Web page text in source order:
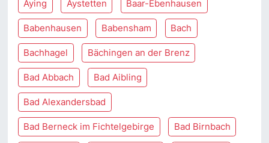
Aying Aystetten Baar-Ebenhausen
Babenhausen Babensham Bach
Bachhagel Bächingen an der Brenz
Bad Abbach Bad Aibling
Bad Alexandersbad
Bad Berneck im Fichtelgebirge Bad Birnbach